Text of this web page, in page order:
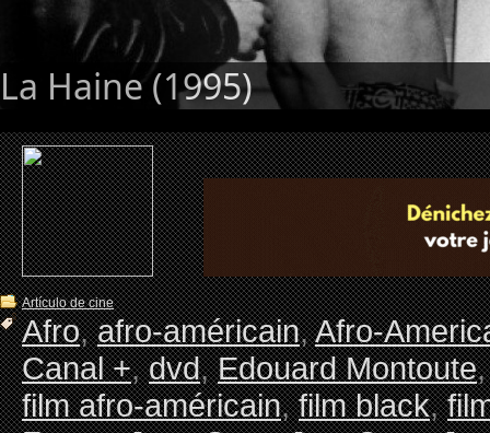
La Haine (1995)
Artículo de cine
Afro,afro-américain,Afro-
Canal +,dvd,Edouard Montoute
film afro-américain,film black,